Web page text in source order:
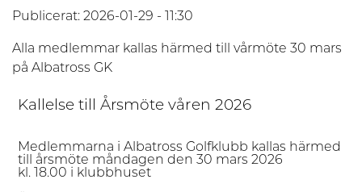
Publicerat: 2026-01-29 - 11:30
Alla medlemmar kallas härmed till vårmöte 30 mars
på Albatross GK
Kallelse till Årsmöte våren 2026
Medlemmarna i Albatross Golfklubb kallas härmed
till årsmöte måndagen den 30 mars 2026
kl. 18.00 i klubbhuset